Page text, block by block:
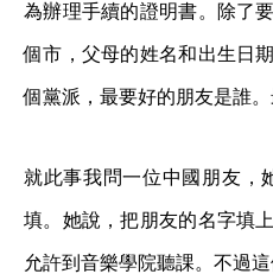
為辦理手續的證明書。除了
個市，父母的姓名和出生日
個黨派，最要好的朋友是誰
就此事我問一位中國朋友，
填。她說，把朋友的名字填
允許到音樂學院聽課。不過